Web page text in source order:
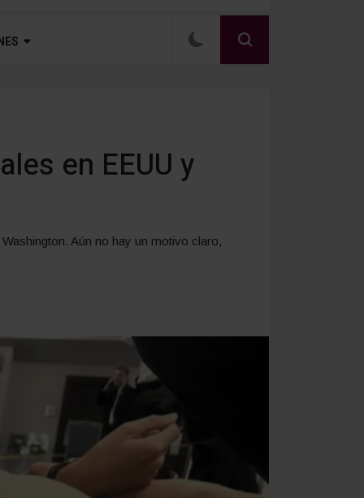
en EEUU y
Aún no hay un motivo claro,